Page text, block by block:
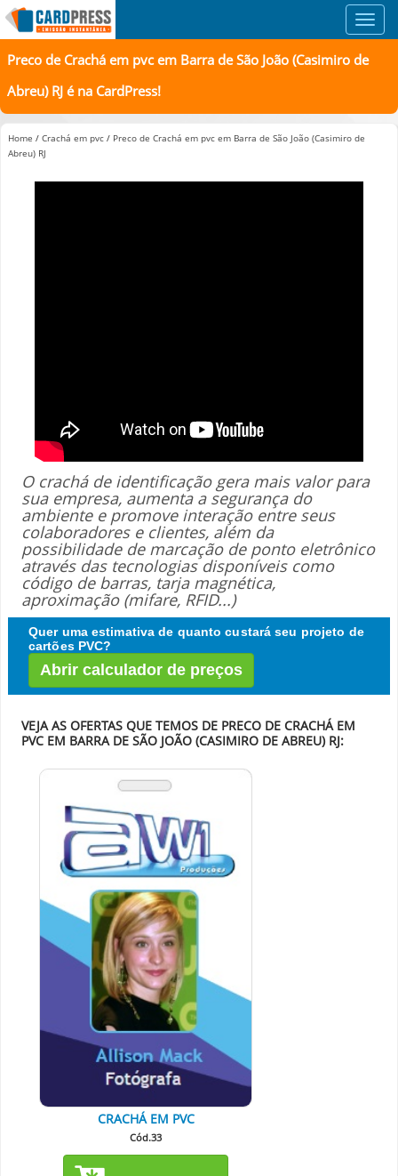
Preco de Crachá em pvc em Barra de São João (Casimiro de
Abreu) RJ é na CardPress!
Home / Crachá em pvc / Preco de Crachá em pvc em Barra de São João (Casimiro de
Abreu) RJ
O crachá de identificação gera mais valor para
sua empresa, aumenta a segurança do
ambiente e promove interação entre seus
colaboradores e clientes, além da
possibilidade de marcação de ponto eletrônico
através das tecnologias disponíveis como
código de barras, tarja magnética,
aproximação (mifare, RFID...)
Quer uma estimativa de quanto custará seu projeto de
cartões PVC?
Abrir calculador de preços
VEJA AS OFERTAS QUE TEMOS DE PRECO DE CRACHÁ EM
PVC EM BARRA DE SÃO JOÃO (CASIMIRO DE ABREU) RJ:
CRACHÁ EM PVC
Cód.33